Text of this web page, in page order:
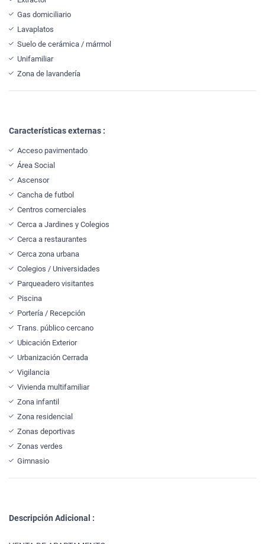
Gas domiciliario
Lavaplatos
Suelo de cerámica / mármol
Unifamiliar
Zona de lavandería
Características externas :
Acceso pavimentado
Área Social
Ascensor
Cancha de futbol
Centros comerciales
Cerca a Jardines y Colegios
Cerca a restaurantes
Cerca zona urbana
Colegios / Universidades
Parqueadero visitantes
Piscina
Portería / Recepción
Trans. público cercano
Ubicación Exterior
Urbanización Cerrada
Vigilancia
Vivienda multifamiliar
Zona infantil
Zona residencial
Zonas deportivas
Zonas verdes
Gimnasio
Descripción Adicional :